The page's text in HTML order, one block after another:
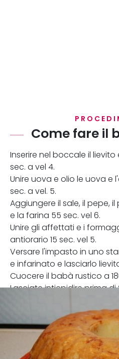
Come fare il
Inserire nel boccale il
sec. a vel 4.
Unire uova e olio le uova e
sec. a vel. 5.
Aggiungere il sale, il pepe,
e la farina 55 sec. vel 6.
Unire gli affettati e i
antiorario 15 sec. vel 5.
Versare l'impasto in uno
e infarinato e lasciarlo
Cuocere il babà rustico a
Lasciate intiepidire prima